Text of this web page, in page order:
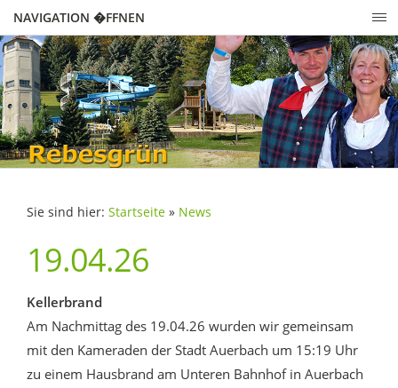
NAVIGATION �FFNEN
Sie sind hier: Startseite » News
19.04.26
Kellerbrand
Am Nachmittag des 19.04.26 wurden wir gemeinsam
mit den Kameraden der Stadt Auerbach um 15:19 Uhr
zu einem Hausbrand am Unteren Bahnhof in Auerbach